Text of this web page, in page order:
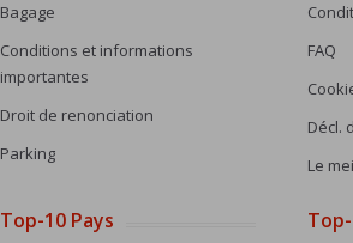
Bagage
Conditions et informations
importantes
Droit de renonciation
Parking
FAQ
Décl.
Le
Top-10 Pays